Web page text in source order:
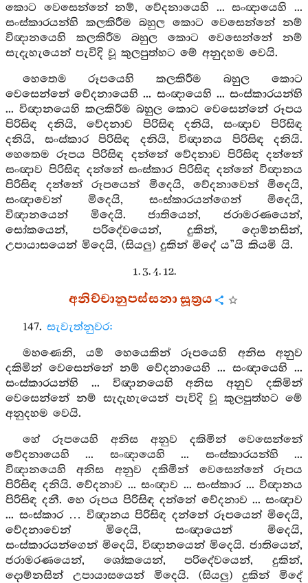
කොට වෙසෙන්නේ නම්, වේදනායෙහි ... සංඥායෙහි ...
සංස්කාරයන්හි කලකිරීම බහුල කොට වෙසෙන්නේ නම්
විඥානයෙහි කලකිරීම බහුල කොට වෙසෙන්නේ නම්
සැදැහැයෙන් පැවිදි වූ කුලපුත්හට මේ අනුදහම වෙයි.
හෙතෙම රූපයෙහි කලකිරීම බහුල කොට
වෙසෙන්නේ වේදනායෙහි ... සංඥායෙහි ... සංස්කාරයන්හි
... විඥානයෙහි කලකිරීම බහුල කොට වෙසෙන්නේ රූපය
පිරිසිඳ දනියි, වේදනාව පිරිසිඳ දනියි, සංඥාව පිරිසිඳ
දනියි, සංස්කාර පිරිසිඳ දනියි, විඥානය පිරිසිඳ දනියි.
හෙතෙම රූපය පිරිසිඳ දන්නේ වේදනාව පිරිසිඳ දන්නේ
සංඥාව පිරිසිඳ දන්නේ සංස්කාර පිරිසිඳ දන්නේ විඥානය
පිරිසිඳ දන්නේ රූපයෙන් මිදෙයි, වේදනාවෙන් මිදෙයි,
සංඥාවෙන් මිදෙයි, සංස්කාරයන්ගෙන් මිදෙයි,
විඥානයෙන් මිදෙයි. ජාතියෙන්, ජරාමරණයෙන්,
සෝකයෙන්, පරිදේවයෙන්, දුකින්, දොම්නසින්,
උපායාසයෙන් මිදෙයි, (සියලු) දුකින් මිදේ ය”යි කියමි යි.
1. 3. 4. 12.
අනිච්චානුපස්සනා සූත්‍රය
147. සැවැත්නුවර:
මහණෙනි, යම් හෙයෙකින් රූපයෙහි අනිස අනුව
දකිමින් වෙසෙන්නේ නම් වේදනායෙහි ... සංඥායෙහි ...
සංස්කාරයන්හි ... විඥානයෙහි අනිස අනුව දකිමින්
වෙසෙන්නේ නම් සැදැහැයෙන් පැවිදි වූ කුලපුත්හට මේ
අනුදහම වෙයි.
හේ රූපයෙහි අනිස අනුව දකිමින් වෙසෙන්නේ
වේදනායෙහි ... සංඥායෙහි ... සංස්කාරයන්හි ...
විඥානයෙහි අනිස අනුව දකිමින් වෙසෙන්නේ රූපය
පිරිසිඳ දනියි. වේදනාව ... සංඥාව ... සංස්කාර ... විඥානය
පිරිසිඳ දනී. හෙ රූපය පිරිසිඳ දන්නේ වේදනාව ... සංඥාව
... සංස්කාර … විඥානය පිරිසිඳ දන්නේ රූපයෙන් මිදෙයි,
වේදනාවෙන් මිදෙයි, සංඥායෙන් මිදෙයි,
සංස්කාරයන්ගෙන් මිදෙයි, විඥානයෙන් මිදෙයි. ජාතියෙන්,
ජරාමරණයෙන්, ශෝකයෙන්, පරිදේවයෙන්, දුකින්,
දොම්නසින් උපායාසයෙන් මිදෙයි. (සියලු) දුකින් මිදේ